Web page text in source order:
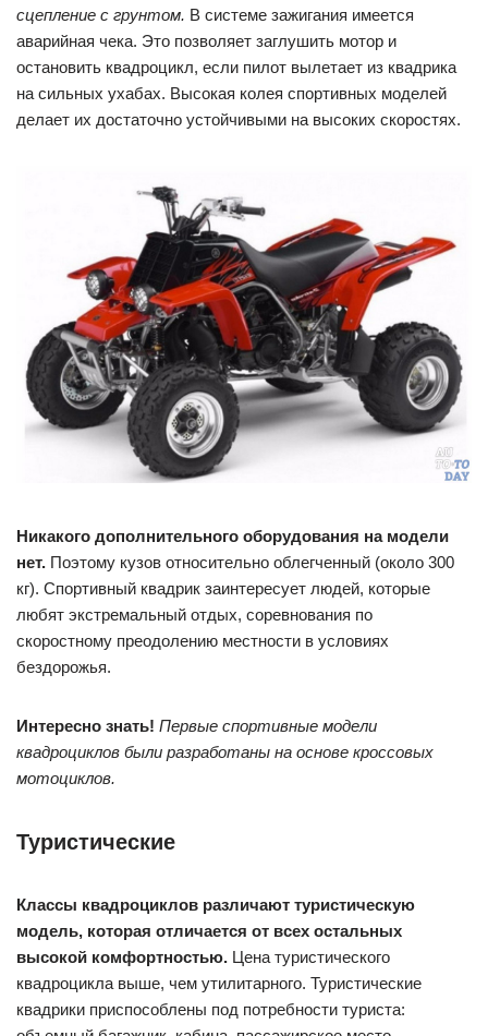
сцепление с грунтом. В системе зажигания имеется
аварийная чека. Это позволяет заглушить мотор и
остановить квадроцикл, если пилот вылетает из квадрика
на сильных ухабах. Высокая колея спортивных моделей
делает их достаточно устойчивыми на высоких скоростях.
Никакого дополнительного оборудования на модели
нет. Поэтому кузов относительно облегченный (около 300
кг). Спортивный квадрик заинтересует людей, которые
любят экстремальный отдых, соревнования по
скоростному преодолению местности в условиях
бездорожья.
Интересно знать! Первые спортивные модели
квадроциклов были разработаны на основе кроссовых
мотоциклов.
Туристические
Классы квадроциклов различают туристическую
модель, которая отличается от всех остальных
высокой комфортностью. Цена туристического
квадроцикла выше, чем утилитарного. Туристические
квадрики приспособлены под потребности туриста: